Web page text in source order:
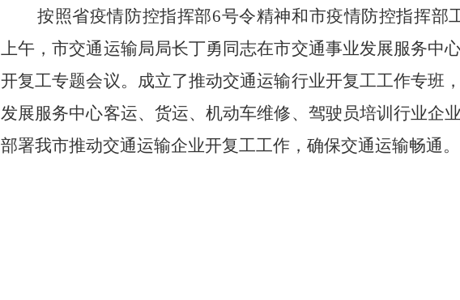
按照省疫情防控指挥部6号令精神和市疫情防控指挥部
上午，市交通运输局局长丁勇同志在市交通事业发展服务中
开复工专题会议。成立了推动交通运输行业开复工工作专班
发展服务中心客运、货运、机动车维修、驾驶员培训行业企
部署我市推动交通运输企业开复工工作，确保交通运输畅通。